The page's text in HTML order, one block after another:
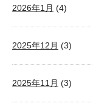
2026年1月 (4)
2025年12月 (3)
2025年11月 (3)